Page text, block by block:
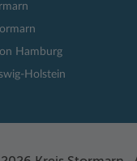
Hamburg
Holstein